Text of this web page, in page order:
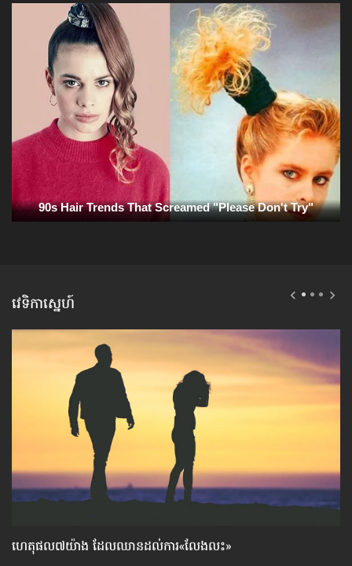
វេទិកាស្នេហ៍
ហេតុផល៧យ៉ាង ដែល​ឈាន​ដល់​ការ«លែងលះ»